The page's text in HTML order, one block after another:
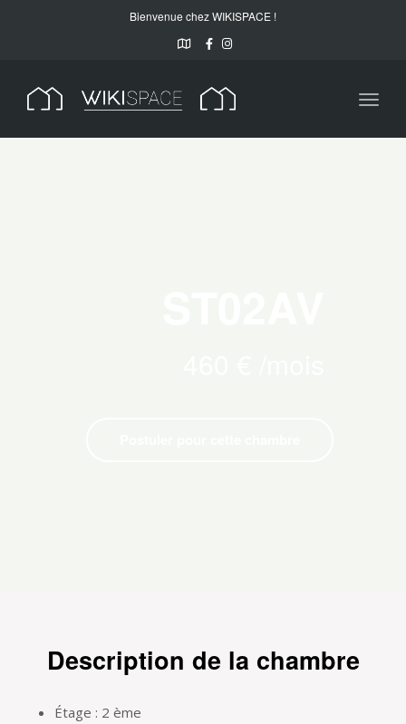
Bienvenue chez WIKISPACE !
Toggle
Description de la chambre
Étage : 2 ème